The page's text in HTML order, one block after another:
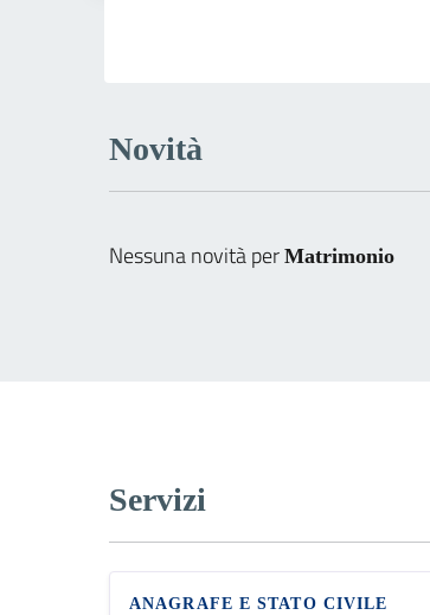
Novità
Nessuna novità per Matrimonio
Servizi
ANAGRAFE E STATO CIVILE